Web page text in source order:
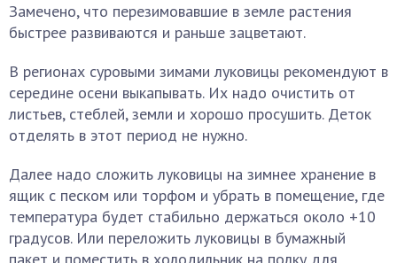
Замечено, что перезимовавшие в земле растения
быстрее развиваются и раньше зацветают.
В регионах суровыми зимами луковицы рекомендуют в
середине осени выкапывать. Их надо очистить от
листьев, стеблей, земли и хорошо просушить. Деток
отделять в этот период не нужно.
Далее надо сложить луковицы на зимнее хранение в
ящик с песком или торфом и убрать в помещение, где
температура будет стабильно держаться около +10
градусов. Или переложить луковицы в бумажный